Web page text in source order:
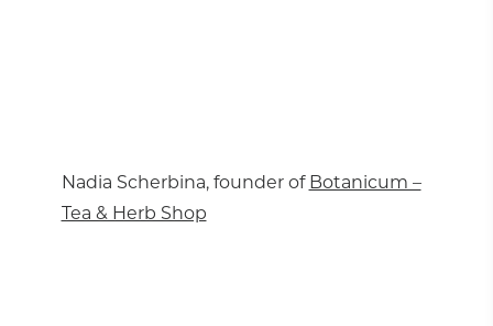
Nadia Scherbina, founder of Botanicum –
Tea & Herb Shop